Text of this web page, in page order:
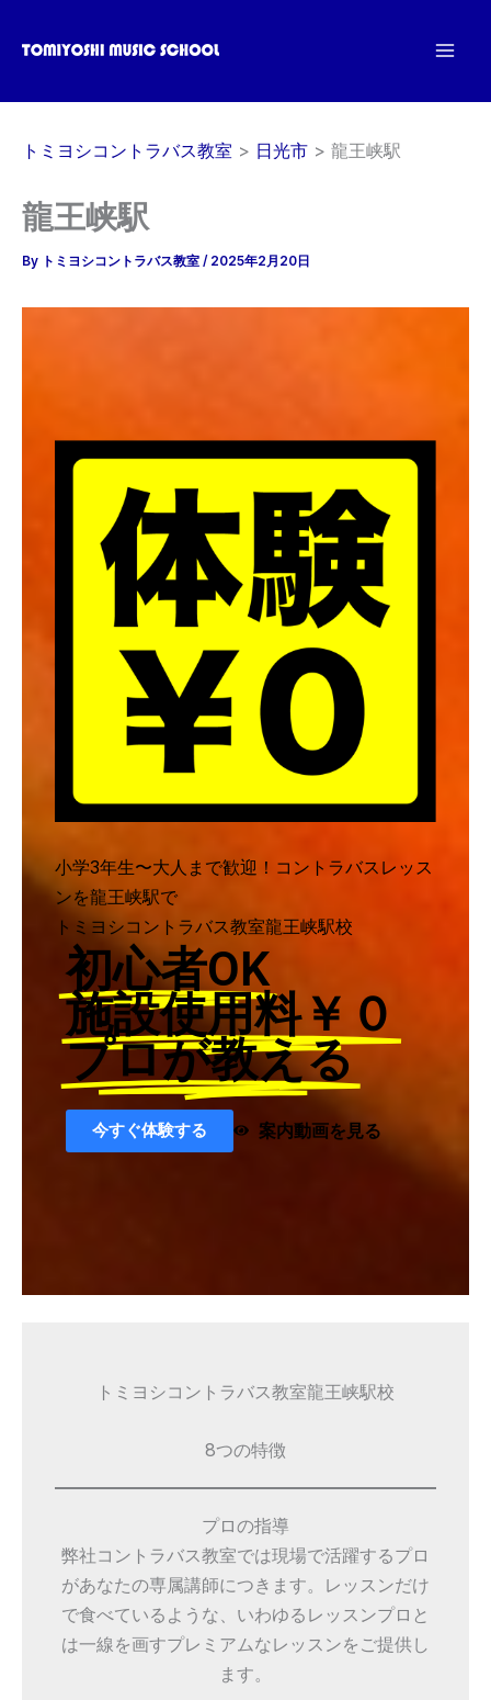
ス
トミヨシコントラバス教室 日光市 龍王峡駅
龍王峡駅
By トミヨシコントラバス教室 / 2025年2月20日
小学3年生〜大人まで歓迎！コントラバスレッス
ンを龍王峡駅で
トミヨシコントラバス教室龍王峡駅校
初心者OK
施設使用料￥０
プロが教える
今すぐ体験する 案内動画を見る
トミヨシコントラバス教室龍王峡駅校
8つの特徴
プロの指導
弊社コントラバス教室では現場で活躍するプロ
があなたの専属講師につきます。レッスンだけ
で食べているような、いわゆるレッスンプロと
は一線を画すプレミアムなレッスンをご提供し
ます。